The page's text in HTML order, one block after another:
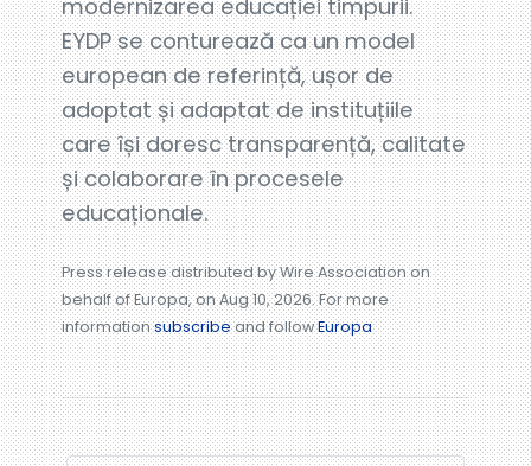
modernizarea educației timpurii.
EYDP se conturează ca un model
european de referință, ușor de
adoptat și adaptat de instituțiile
care își doresc transparență, calitate
și colaborare în procesele
educaționale.
Press release distributed by Wire Association on
behalf of Europa, on Aug 10, 2026. For more
informationsubscribeand followEuropa